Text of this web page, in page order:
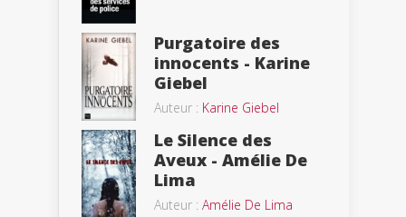
Purgatoire des
innocents - Karine
Giebel
Auteur : Karine Giebel
Le Silence des
Aveux - Amélie De
Lima
Auteur : Amélie De Lima